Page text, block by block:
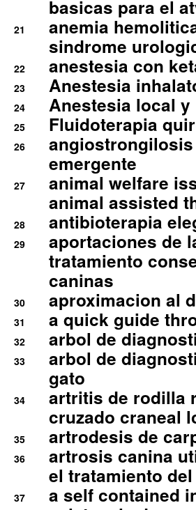
basicas para el
21
anemia
sindrome
22 anestesia con
23 Anestesia
24 Anestesia local y
25 Fluidoterapia
26
emergente
27
animal welfare
animal assisted
28 antibioterapia
29
aportaciones de
tratamiento
caninas
30 aproximacion al
31 a quick guide
32 arbol de
33
arbol de
gato
34
artritis de rodilla
cruzado craneal
35 artrodesis de
36
artrosis canina
el tratamiento
37 a self contained